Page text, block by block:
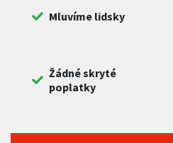
Mluvíme lidsky
Žádné skryté
poplatky